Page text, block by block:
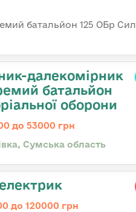
батальйон 125 ОБр Сил
далекомірник
батальйон
оборони
до 53000 грн
Сумська область
до 120000 грн